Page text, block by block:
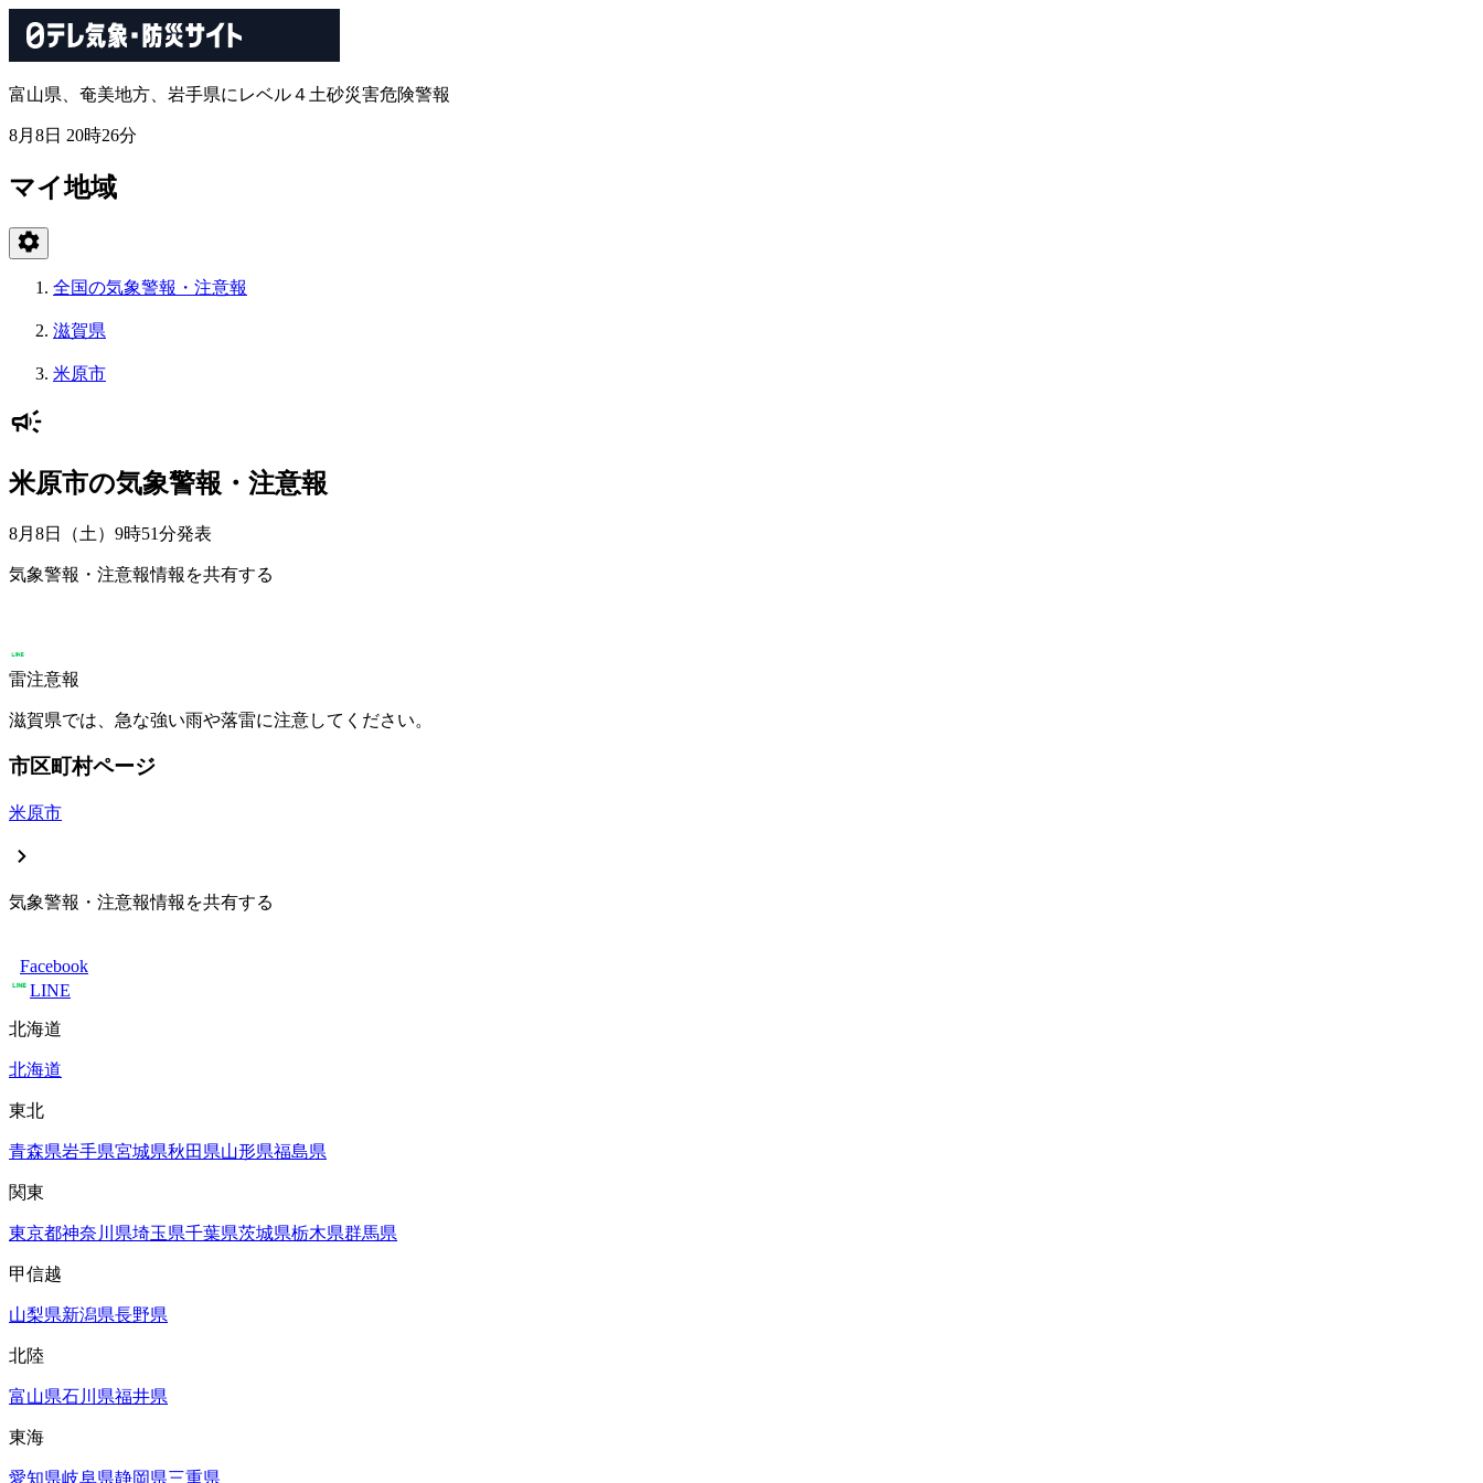
富山県、奄美地方、岩手県にレベル４土砂災害危険警報
8月8日 20時26分
マイ地域
全国の気象警報・注意報
滋賀県
米原市
米原市の気象警報・注意報
8月8日（土）9時51分発表
気象警報・注意報情報を共有する
雷注意報
滋賀県では、急な強い雨や落雷に注意してください。
市区町村ページ
米原市
気象警報・注意報情報を共有する
Facebook
LINE
北海道
北海道
東北
青森県岩手県宮城県秋田県山形県福島県
関東
東京都神奈川県埼玉県千葉県茨城県栃木県群馬県
甲信越
山梨県新潟県長野県
北陸
富山県石川県福井県
東海
愛知県岐阜県静岡県三重県